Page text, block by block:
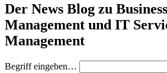
Der News Blog zu
Management und IT
Management
Begriff eingeben…